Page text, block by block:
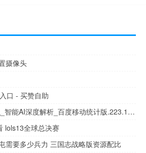
摄像头
口 - 买赞自助
2024今晚澳门开什么_智能AI深度解析_百度移动统计版.223.156
lols13全球总决赛
需要多少兵力 三国志战略版资源配比